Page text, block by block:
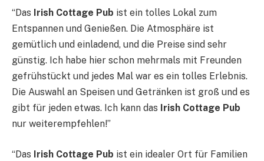
“Das Irish Cottage Pub ist ein tolles Lokal zum
Entspannen und Genießen. Die Atmosphäre ist
gemütlich und einladend, und die Preise sind sehr
günstig. Ich habe hier schon mehrmals mit Freunden
gefrühstückt und jedes Mal war es ein tolles Erlebnis.
Die Auswahl an Speisen und Getränken ist groß und es
gibt für jeden etwas. Ich kann das Irish Cottage Pub
nur weiterempfehlen!”
“Das Irish Cottage Pub ist ein idealer Ort für Familien